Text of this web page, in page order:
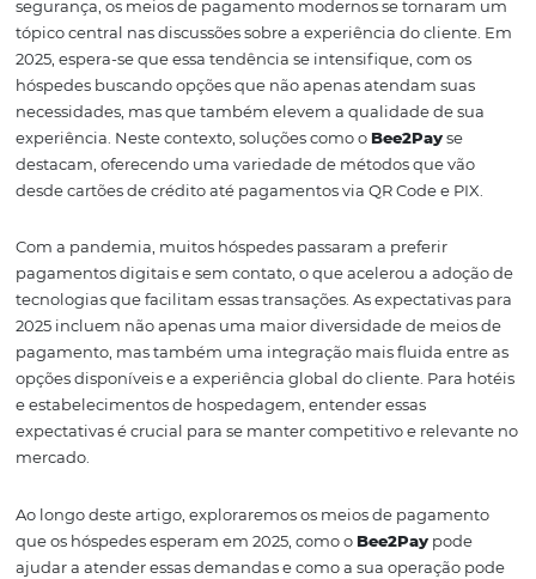
O setor de hospitalidade está em constante evolução, e
como os hóspedes realizam pagamentos é uma das
mais tem mudado nos últimos anos. Com o avanço da
tecnologia e a crescente demanda por conveniência e
segurança, os meios de pagamento modernos se
tópico central nas discussões sobre a experiência do
hóspedes buscando opções que não apenas atendam
necessidades, mas que também elevem a qualidade de
experiência. Neste contexto, soluções como o
Bee2Pay
destacam, oferecendo uma variedade de métodos que
desde cartões de crédito até pagamentos via QR Code e
Com a pandemia, muitos hóspedes passaram a preferir
tecnologias que facilitam essas transações. As
2025 incluem não apenas uma maior diversidade de
pagamento, mas também uma integração mais fluida